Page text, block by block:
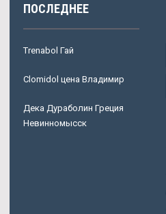
ПОСЛЕДНЕЕ
Trenabol Гай
Clomidol цена Владимир
Дека Дураболин Греция
Невинномысск